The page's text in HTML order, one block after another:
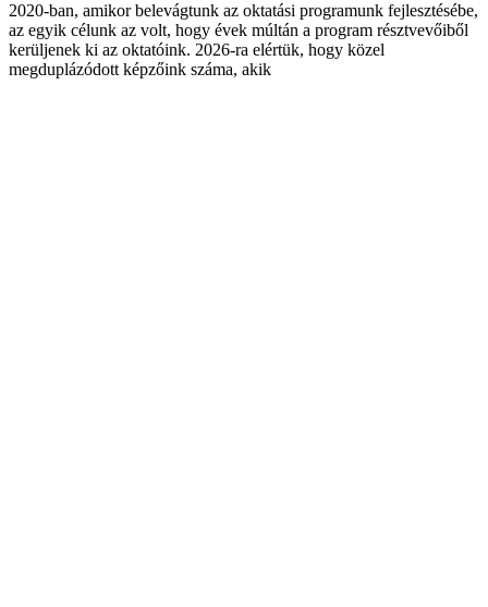
2020-ban, amikor belevágtunk az oktatási programunk fejlesztésébe,
az egyik célunk az volt, hogy évek múltán a program résztvevőiből
kerüljenek ki az oktatóink. 2026-ra elértük, hogy közel
megduplázódott képzőink száma, akik